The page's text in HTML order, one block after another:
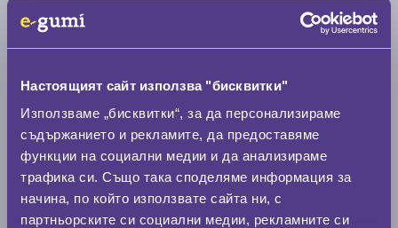
Настоящият сайт използва "бисквитки"
Използваме „бисквитки“, за да персонализираме
съдържанието и рекламите, да предоставяме
функции на социални медии и да анализираме
трафика си. Също така споделяме информация за
начина, по който използвате сайта ни, с
партньорските си социални медии, рекламните си
Нов размер